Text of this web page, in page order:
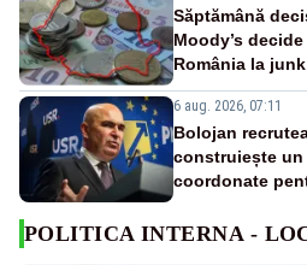
Săptămână
Moody’s
România la junk
6 aug. 2026, 07:11
Bolojan
construiește
coordonate
POLITICA INTERNA -